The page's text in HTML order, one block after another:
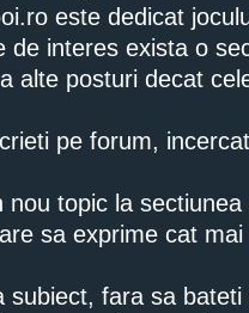
este dedicat
de interes exista o
alte posturi decat
pe forum,
nou topic la
sa exprime cat
subiect, fara sa bateti